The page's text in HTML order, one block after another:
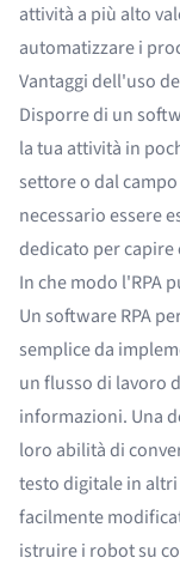
attività a più alto
automatizzare i
Vantaggi dell'uso
Disporre di un
la tua attività in
settore o dal
necessario essere
dedicato per capire
In che modo l'RPA
Un software RPA
semplice da
un flusso di lavoro
informazioni. Una
loro abilità di
testo digitale in
facilmente
istruire i robot su